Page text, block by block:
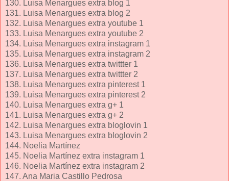
130. Luisa Menargues extra blog 1
131. Luisa Menargues extra blog 2
132. Luisa Menargues extra youtube 1
133. Luisa Menargues extra youtube 2
134. Luisa Menargues extra instagram 1
135. Luisa Menargues extra instagram 2
136. Luisa Menargues extra twittter 1
137. Luisa Menargues extra twittter 2
138. Luisa Menargues extra pinterest 1
139. Luisa Menargues extra pinterest 2
140. Luisa Menargues extra g+ 1
141. Luisa Menargues extra g+ 2
142. Luisa Menargues extra bloglovin 1
143. Luisa Menargues extra bloglovin 2
144. Noelia Martínez
145. Noelia Martínez extra instagram 1
146. Noelia Martínez extra instagram 2
147. Ana Maria Castillo Pedrosa